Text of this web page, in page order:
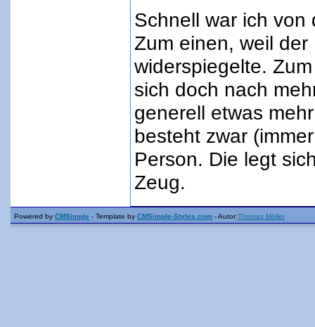
Schnell war ich von
Zum einen, weil
widerspiegelte.
sich doch nach
generell etwas
besteht zwar
Person. Die legt
Zeug.
Powered by CMSimple - Template by CMSimple-Styles.com - Autor:Thomas Möller